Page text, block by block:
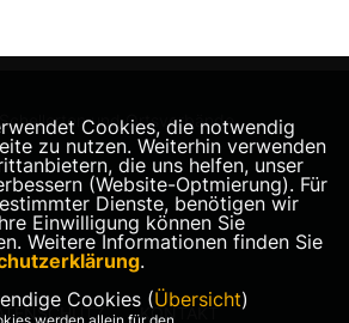
und Ortsverbände
KONTAKT
Cookies, die notwendig
zu nutzen. Weiterhin verwenden
die uns helfen, unser
(Website-Optmierung). Für
Dienste, benötigen wir
Einwilligung können Sie
Weitere Informationen finden Sie
.
Cookies (Übersicht)